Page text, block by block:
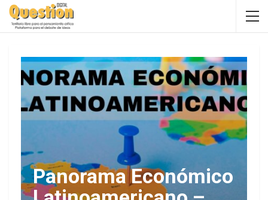
Panorama Económico